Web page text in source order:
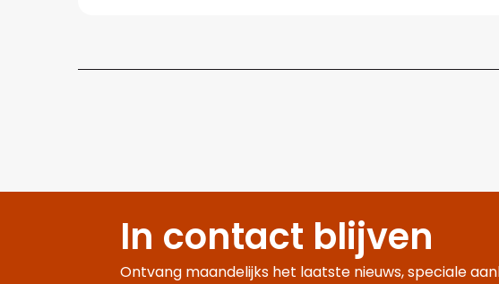
In contact blijven
Ontvang maandelijks het laatste nieuws, speciale